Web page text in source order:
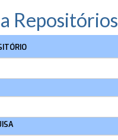
Repositórios